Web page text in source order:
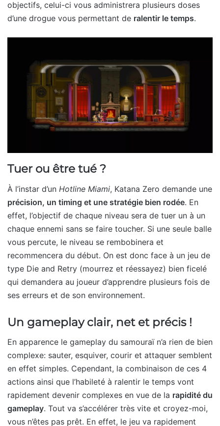
objectifs, celui-ci vous administrera plusieurs doses
d’une drogue vous permettant de ralentir le temps.
Tuer ou être tué ?
À l’instar d’un Hotline Miami, Katana Zero demande une
précision, un timing et une stratégie bien rodée. En
effet, l’objectif de chaque niveau sera de tuer un à un
chaque ennemi sans se faire toucher. Si une seule balle
vous percute, le niveau se rembobinera et
recommencera du début. On est donc face à un jeu de
type Die and Retry (mourrez et réessayez) bien ficelé
qui demandera au joueur d’apprendre plusieurs fois de
ses erreurs et de son environnement.
Un gameplay clair, net et précis !
En apparence le gameplay du samouraï n’a rien de bien
complexe: sauter, esquiver, courir et attaquer semblent
en effet simples. Cependant, la combinaison de ces 4
actions ainsi que l’habileté à ralentir le temps vont
rapidement devenir complexes en vue de la rapidité du
gameplay. Tout va s’accélérer très vite et croyez-moi,
vous n’êtes pas prêt. En effet, le jeu va rapidement